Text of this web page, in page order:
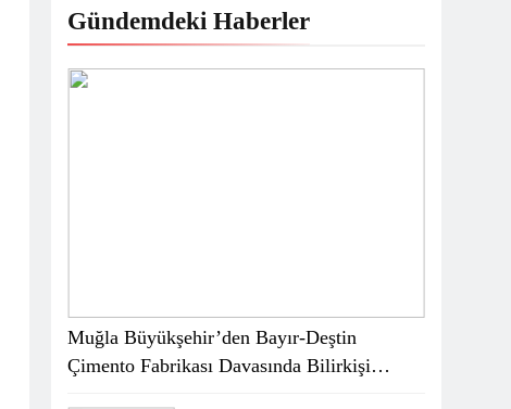
Gündemdeki Haberler
Muğla Büyükşehir’den Bayır-Deştin
Çimento Fabrikası Davasında Bilirkişi